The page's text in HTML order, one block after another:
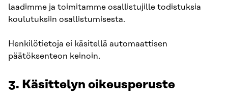
laadimme ja toimitamme osallistujille todistuksia
koulutuksiin osallistumisesta.
Henkilötietoja ei käsitellä automaattisen
päätöksenteon keinoin.
3. Käsittelyn oikeusperuste